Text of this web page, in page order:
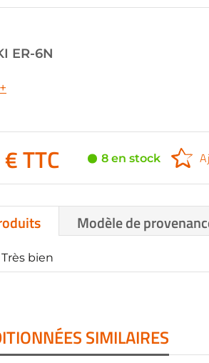
ER-6N
TTC 8 en stock
bien
Modèle de
SIMILAIRES